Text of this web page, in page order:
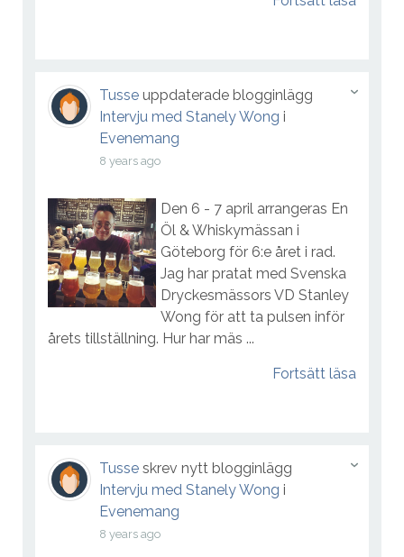
Tusseuppdaterade blogginlägg
Intervju med Stanely Wong i
Evenemang
8 years ago
Den 6 - 7 april arrangeras En
Öl & Whiskymässan i
Göteborg för 6:e året i rad.
Jag har pratat med Svenska
Dryckesmässors VD Stanley
Wong för att ta pulsen inför
årets tillställning. Hur har mäs ...
Fortsätt läsa
Tusseskrev nytt blogginlägg
Intervju med Stanely Wong i
Evenemang
8 years ago